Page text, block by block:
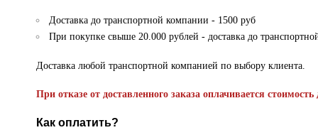
Доставка до транспортной компании - 1500 руб
При покупке свыше 20.000 рублей - доставка до
Доставка любой транспортной компанией по выбору клиента.
При отказе от доставленного заказа оплачивается стоимость
Как оплатить?